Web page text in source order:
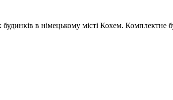
в німецькому місті Кохем. Комплектне